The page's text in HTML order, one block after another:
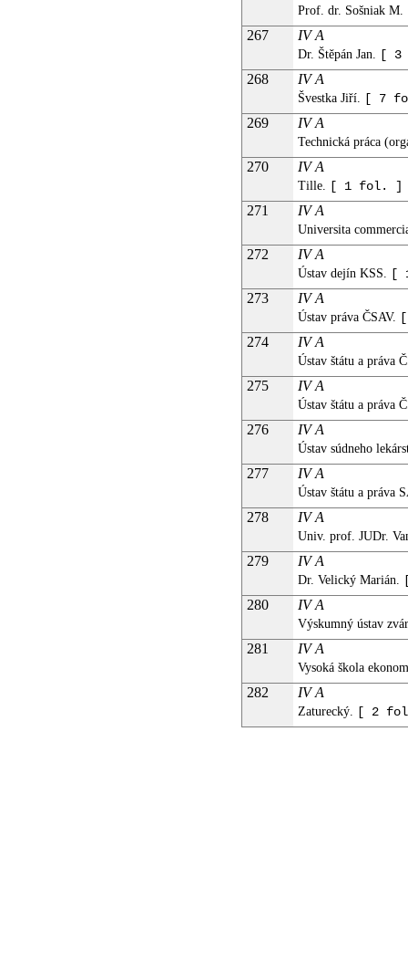
Prof. dr. Sošniak M.
267 IV A
Dr. Štěpán Jan. [
268 IV A
Švestka Jiří. [ 7
269 IV A
Technická práca
270 IV A
Tille. [ 1 fol. ]
271 IV A
Universita
272 IV A
Ústav dejín KSS. [
273 IV A
Ústav práva ČSAV.
274 IV A
Ústav štátu a práva
275 IV A
Ústav štátu a práva
276 IV A
Ústav súdneho
277 IV A
Ústav štátu a práva
278 IV A
Univ. prof. JUDr.
279 IV A
Dr. Velický Marián.
280 IV A
Výskumný ústav
281 IV A
Vysoká škola
282 IV A
Zaturecký. [ 2